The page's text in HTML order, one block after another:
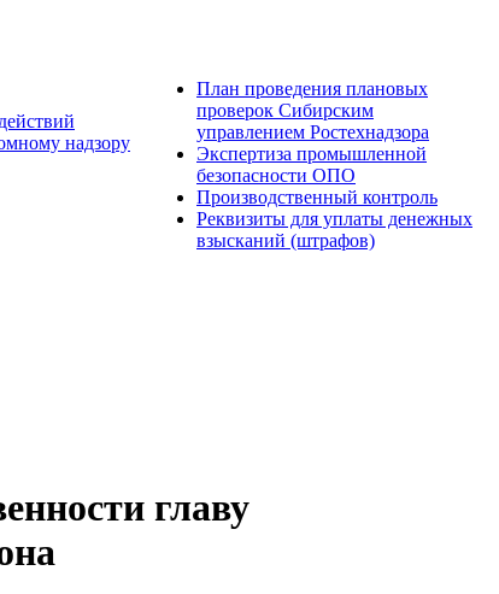
надзору
План проведения плановых
проверок Сибирским
управлением Ростехнадзора
Экспертиза промышленной
безопасности ОПО
Производственный контроль
Реквизиты для уплаты денежных
взысканий (штрафов)
главу